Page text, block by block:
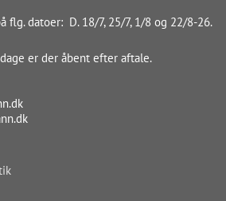
flg. datoer: D. 18/7, 25/7, 1/8 og 22/8-26.
er der åbent efter aftale.